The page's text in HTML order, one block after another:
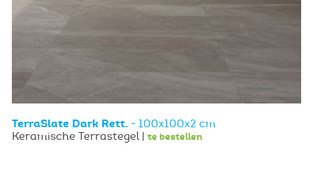
TerraSlate Dark Rett. - 100x100x2 cm
Keramische Terrastegel | te bestellen